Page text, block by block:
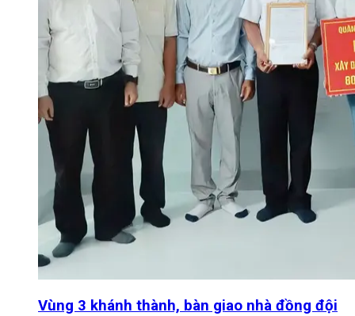
Vùng 3 khánh thành, bàn giao nhà đồng đội